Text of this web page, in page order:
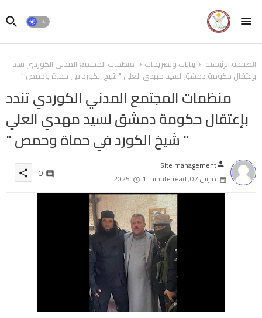
الصفحة الرئيسية بيانات وتصريحات
منظمات المجتمع المدني الكوردي تندد
بإعتقال حكومة دمشق لسيد مهدي العلي " شيخ الكورد في حماة وحمص "
منظمات المجتمع المدني الكوردي تندد
بإعتقال حكومة دمشق لسيد مهدي العلي
" شيخ الكورد في حماة وحمص "
person
Site management
مارس 07, 2025
1 minute read
0
share